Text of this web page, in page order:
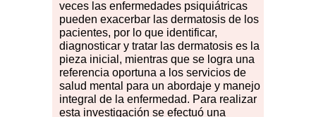
veces las enfermedades psiquiátricas
pueden exacerbar las dermatosis de los
pacientes, por lo que identificar,
diagnosticar y tratar las dermatosis es la
pieza inicial, mientras que se logra una
referencia oportuna a los servicios de
salud mental para un abordaje y manejo
integral de la enfermedad. Para realizar
esta investigación se efectuó una